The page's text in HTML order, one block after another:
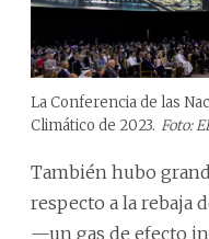
La Conferencia de las
Climático de 2023. Foto:
También hubo
respecto a la rebaja
—un gas de efecto